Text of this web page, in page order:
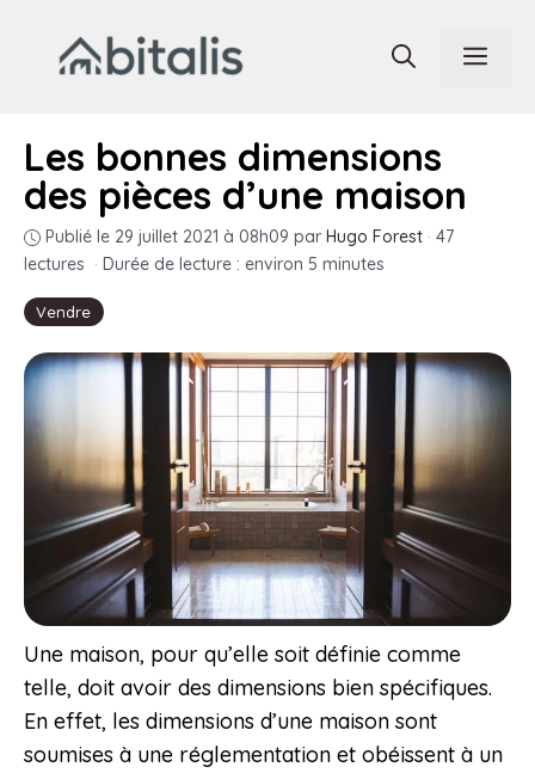
contenu
Vendre
Les bonnes dimensions
des pièces d’une maison
Publié le 29 juillet 2021 à 08h09 par Hugo Forest · 47
lectures · Durée de lecture : environ 5 minutes
Une maison, pour qu’elle soit définie comme
telle, doit avoir des dimensions bien spécifiques.
En effet, les dimensions d’une maison sont
soumises à une réglementation et obéissent à un